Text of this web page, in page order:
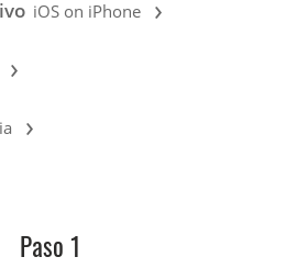
iOS on iPhone ›
›
›
Paso 1